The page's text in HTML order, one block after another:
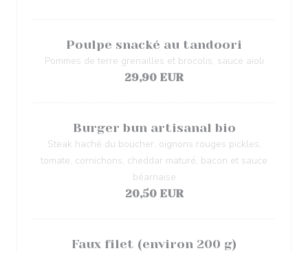
Poulpe snacké au tandoori
Pommes de terre grenailles et brocolis, sauce aïoli
29,90 EUR
Burger bun artisanal bio
Steak haché du boucher, oignons rouges pickles,
tomate, cornichons, cheddar maturé, bacon et sauce
béarnaise
20,50 EUR
Faux filet (environ 200 g)